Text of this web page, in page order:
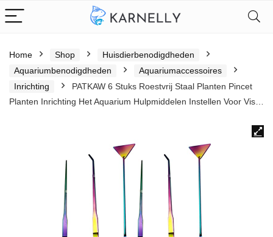
Home Shop
Huisdierbenodigdheden
Aquariumbenodigdheden
Aquariumaccessoires
Inrichting
PATKAW 6 Stuks Roestvrij Staal Planten Pincet
Planten Inrichting Het Aquarium Hulpmiddelen Instellen Voor Vis…